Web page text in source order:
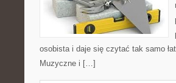
osobista i daje się czytać tak samo
Muzyczne i […]